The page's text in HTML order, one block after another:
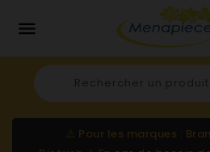

⚠️ Pour les marques :